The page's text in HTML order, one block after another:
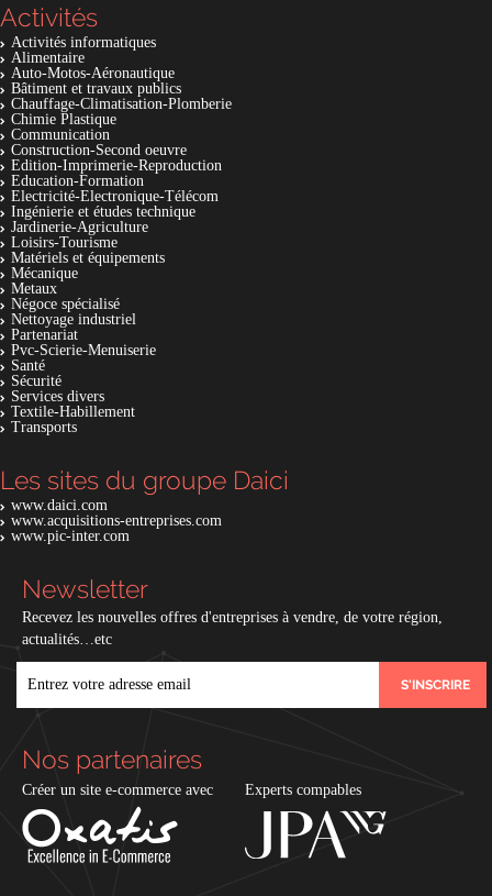
Activités
Activités informatiques
Alimentaire
Auto-Motos-Aéronautique
Bâtiment et travaux publics
Chauffage-Climatisation-Plomberie
Chimie Plastique
Communication
Construction-Second oeuvre
Edition-Imprimerie-Reproduction
Education-Formation
Electricité-Electronique-Télécom
Ingénierie et études technique
Jardinerie-Agriculture
Loisirs-Tourisme
Matériels et équipements
Mécanique
Metaux
Négoce spécialisé
Nettoyage industriel
Partenariat
Pvc-Scierie-Menuiserie
Santé
Sécurité
Services divers
Textile-Habillement
Transports
Les sites du groupe Daici
www.daici.com
www.acquisitions-entreprises.com
www.pic-inter.com
Newsletter
Recevez les nouvelles offres d'entreprises à vendre, de votre région,
actualités…etc
Nos partenaires
Créer un site e-commerce avec Experts compables